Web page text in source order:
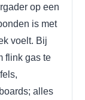
op een
is met
voelt. Bij
flink gas te
alles